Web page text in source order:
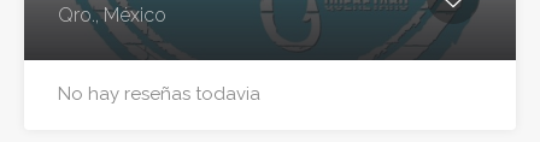
Qro., México
No hay reseñas todavia